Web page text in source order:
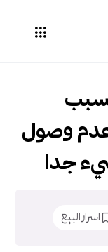
وصول
جدا
اسرار البيع